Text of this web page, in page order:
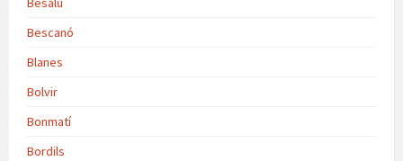
Bescanó
Blanes
Bolvir
Bonmatí
Bordils